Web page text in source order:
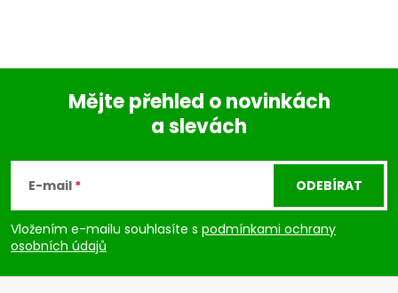
p
a
Mějte přehled o novinkách
a slevách
E-mail
Vložením e-mailu souhlasíte s podmínkami ochrany
osobních údajů
ODEBÍRAT